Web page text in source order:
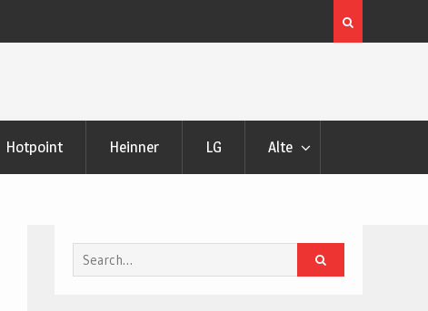
Uscator de rufe Samsung DV90DG52A0AHLE Review
Pareri
Hotpoint Heinner LG Alte
Search
for: